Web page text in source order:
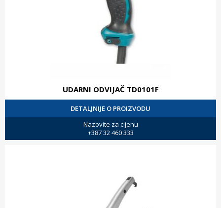
UDARNI ODVIJAČ TD0101F
DETALJNIJE O PROIZVODU
Nazovite za cijenu
+387 32 460 333